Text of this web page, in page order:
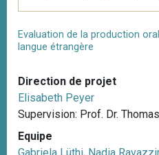
Evaluation de la production
langue étrangère
Direction de projet
Elisabeth Peyer
Supervision: Prof. Dr.
Equipe
Gabriela Lüthi, Nadia